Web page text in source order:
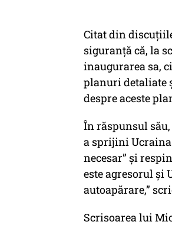
Citat din
siguranță că, la
inaugurarea sa,
planuri detaliate
despre aceste
În răspunsul
a sprijini Ucraina
necesar” și
este agresorul și
autoapărare,”
Scrisoarea lui